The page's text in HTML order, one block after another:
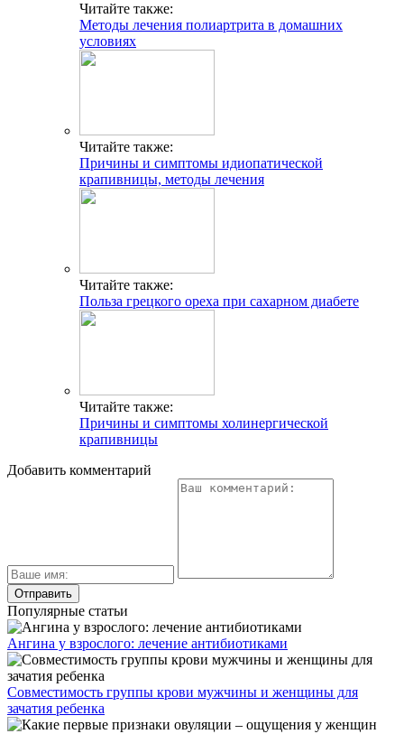
Читайте также:
Методы лечения полиартрита в домашних
условиях
Читайте также:
Причины и симптомы идиопатической
крапивницы, методы лечения
Читайте также:
Польза грецкого ореха при сахарном диабете
Читайте также:
Причины и симптомы холинергической
крапивницы
Добавить комментарий
Популярные статьи
Ангина у взрослого: лечение антибиотиками
Совместимость группы крови мужчины и женщины для
зачатия ребенка